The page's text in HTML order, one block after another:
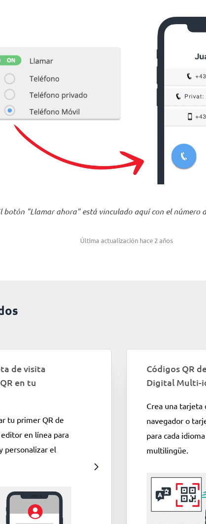
botón "Llamar ahora" está vinculado aquí con el número
Última actualización hace 2 años
de visita
en tu
tu primer QR de
en línea para
personalizar el
Códigos QR
Digital Multi-
Crea una
navegador o
para cada
multilingüe.